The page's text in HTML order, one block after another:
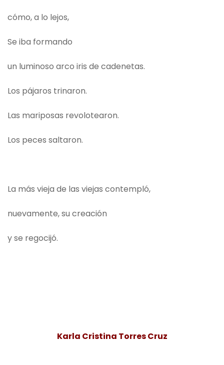
cómo, a lo lejos,
Se iba formando
un luminoso arco iris de cadenetas.
Los pájaros trinaron.
Las mariposas revolotearon.
Los peces saltaron.
La más vieja de las viejas contempló,
nuevamente, su creación
y se regocijó.
Karla Cristina Torres Cruz